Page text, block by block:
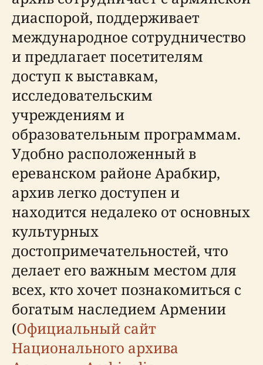
диаспорой, поддерживает
международное сотрудничество
и предлагает посетителям
доступ к выставкам,
исследовательским
учреждениям и
образовательным программам.
Удобно расположенный в
ереванском районе Арабкир,
архив легко доступен и
находится недалеко от основных
культурных
достопримечательностей, что
делает его важным местом для
всех, кто хочет познакомиться с
богатым наследием Армении
(Официальный сайт
Национального архива